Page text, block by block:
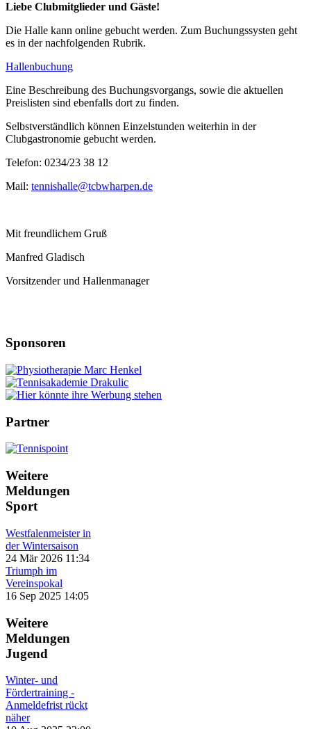
Liebe Clubmitglieder und Gäste!
Die Halle kann online gebucht werden. Zum Buchungssysten geht
es in der nachfolgenden Rubrik.
Hallenbuchung
Eine Beschreibung des Buchungsvorgangs, sowie die aktuellen
Preislisten sind ebenfalls dort zu finden.
Selbstverständlich können Einzelstunden weiterhin in der
Clubgastronomie gebucht werden.
Telefon: 0234/23 38 12
Mail: tennishalle@tcbwharpen.de
Mit freundlichem Gruß
Manfred Gladisch
Vorsitzender und Hallenmanager
Sponsoren
Partner
Weitere
Meldungen
Sport
Westfalenmeister in
der Wintersaison
24 Mär 2026 11:34
Triumph im
Vereinspokal
16 Sep 2025 14:05
Weitere
Meldungen
Jugend
Winter- und
Fördertraining -
Anmeldefrist rückt
näher